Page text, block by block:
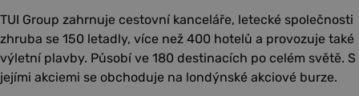
TUI Group zahrnuje cestovní kanceláře, letecké společnosti
zhruba se 150 letadly, více než 400 hotelů a provozuje také
výletní plavby. Působí ve 180 destinacích po celém světě. S
jejími akciemi se obchoduje na londýnské akciové burze.